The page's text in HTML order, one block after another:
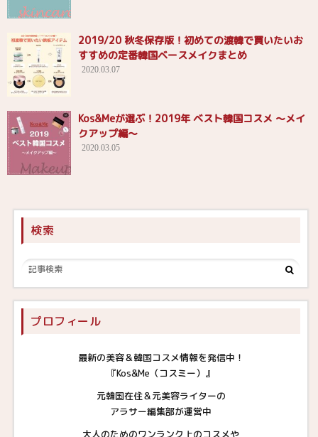
2019/20 秋冬保存版！初めての渡韓で買いたいお
すすめの定番韓国ベースメイクまとめ
2020.03.07
Kos&Meが選ぶ！2019年 ベスト韓国コスメ 〜メイ
クアップ編〜
2020.03.05
検索
プロフィール
最新の美容＆韓国コスメ情報を発信中！
『Kos&Me（コスミー）』
元韓国在住＆元美容ライターの
アラサー編集部が運営中
大人のためのワンランク上のコスメや